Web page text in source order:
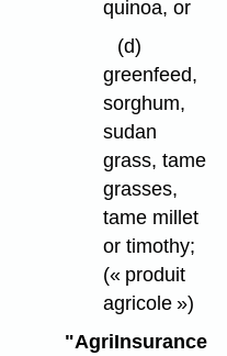
quinoa, or
(d)
greenfeed,
sorghum,
sudan
grass, tame
grasses,
tame millet
or timothy;
(« produit
agricole »)
"AgriInsurance